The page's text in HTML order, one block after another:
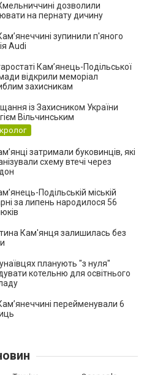
дозволили
на пернату дичину
зупинили п'яного
Audi
Кам’янець-Подільської
відкрили меморіал
захисникам
із Захисником України
Вільчинським
затримали буковинців, які
схему втечі через
Подільській міській
за липень народилося 56
Кам'янця залишилась без
планують "з нуля"
котельню для освітнього
перейменували 6